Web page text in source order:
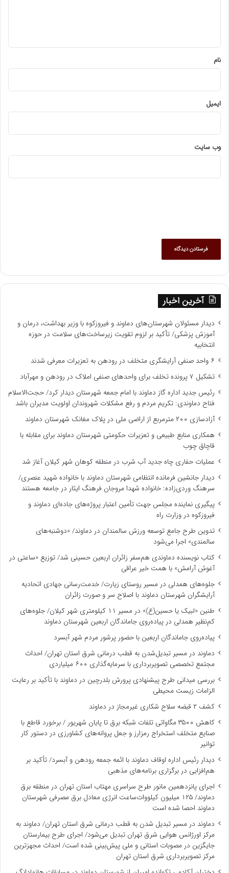
نام
ایمیل
وب‌ سایت
آخرین اخبار
دیدار مسئولان شهرستان‌های دماوند و فیروزکوه با وزیر بهداشت، درمان و
آموزش پزشکی/ تأکید بر لزوم تقویت زیرساخت‌های سلامت در حوزه
انتخابیه
۶ واحد صنفی آرایشگری متخلف در رودهن به تعزیرات معرفی شدند
تشکیل ۷ پرونده تخلف برای واحدهای صنفی املاک در رودهن و مهرآباد
رئیس جدید اداره گاز دماوند با امام جمعه شهرستان دیدار کرد/ حجت‌الاسلام
فتاح دماوندی: تکریم مردم و رفع مشکلات شهروندان اولویت مدیران باشد
آزادسازی ۲۰۰ مترمربع از اراضی ملی در پلاک مغانک شهرستان دماوند
همکاری منابع طبیعی و تعزیرات حکومتی شهرستان دماوند برای مقابله با
قاچاق چوب
عملیات حفاری چاه جدید آب شرب در منطقه کوهان شهر کیلان آغاز شد
دیدار جانشین فرمانده انتظامی شهرستان دماوند با خانواده شهید عنصری/
سرهنگ وردی‌زاده: خانواده شهدا مروجان فرهنگ ایثار در جامعه هستند
پیگیری نماینده مجلس جهت تأمین اعتبار پروژه‌های جاده‌ای دماوند و
فیروزکوه در وزارت راه
تدوین طرح جامع توسعه ورزش سالمندان در دماوند/ «دوشنبه‌های
سالمندی» اجرا می‌شود
کتاب نویسنده دماوندی هم‌سفر زائران اربعین حسینی شد/ توزیع «ساعتی در
آغوش آرامش» با همت خیر عراقی
جلوه‌های همدلی در مسیر روستای زیارت/ خدمت‌رسانی جهادی اتحادیه
آرایشگران شهرستان دماوند با اصلاح سر و صورت زائران
طنین «لبیک یا حسین(ع)» در مسیر ۱۱ کیلومتری شهر کیلان/ جلوه‌های
کم‌نظیر همدلی در پیاده‌روی جاماندگان اربعین شهرستان دماوند
پیاده‌روی جاماندگان اربعین با حضور پرشور مردم شهر آبسرد
دماوند در مسیر تبدیل‌شدن به قطب درمانی شرق استان تهران/ احداث
مجتمع تخصصی تصویربرداری با سرمایه‌گذاری ۶۰۰ میلیاردی
بررسی میدانی طرح پیشنهادی پرورش بلدرچین در دماوند با تأکید بر رعایت
الزامات زیست ‌محیطی
کشف ۲ قبضه سلاح شکاری غیرمجاز در دماوند
کاهش ۳۵۰۰ مگاواتی تلفات شبکه برق تا پایان شهریور / برخورد قاطع با
صنایع متخلف استخراج رمزارز و جعل پروانه‌های کشاورزی در دستور کار
توانیر
دیدار رئیس اداره اوقاف دماوند با ائمه جمعه رودهن و آبسرد/ تأکید بر
هم‌افزایی در برگزاری برنامه‌های مذهبی
اجرای پانزدهمین مانور طرح سراسری مهتاب استان تهران در منطقه برق
دماوند/ ۱۲۵ میلیون کیلووات‌ساعت انرژی معادل برق مصرفی شهرستان
دماوند احصا شده است
دماوند در مسیر تبدیل شدن به قطب درمانی شرق استان تهران/ دماوند به
مرکز اورژانس هوایی شرق تهران تبدیل می‌شود/ اجرای طرح بیمارستان
جایگزین در مصوبات استانی و ملی پیش‌بینی شده است/ احداث مجهزترین
مرکز تصویربرداری شرق استان تهران